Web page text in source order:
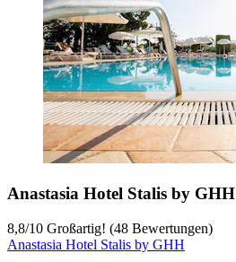
Anastasia Hotel Stalis by GHH
8,8/10 Großartig! (48 Bewertungen)
Anastasia Hotel Stalis by GHH